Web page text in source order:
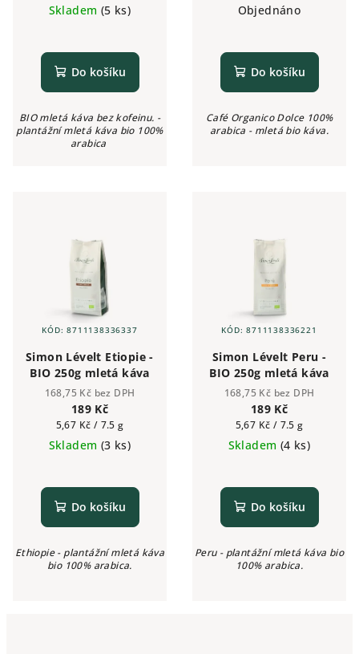
cena:
Skladem (5 ks)
Do košíku
BIO mletá káva bez kofeinu. -
plantážní mletá káva bio 100%
arabica
cena:
Objednáno
Do košíku
Café Organico Dolce 100%
arabica - mletá bio káva.
Simon Lévelt Etiopie -
BIO 250g mletá káva
168,75 Kč bez DPH
189 Kč
Měrná
cena:
5,67 Kč / 7.5 g
Skladem (3 ks)
Do košíku
Ethiopie - plantážní mletá káva
bio 100% arabica.
KÓD:8711138336337
Simon Lévelt Peru -
BIO 250g mletá káva
168,75 Kč bez DPH
189 Kč
Měrná
cena:
5,67 Kč / 7.5 g
Skladem (4 ks)
Do košíku
Peru - plantážní mletá káva bio
100% arabica.
KÓD:8711138336221